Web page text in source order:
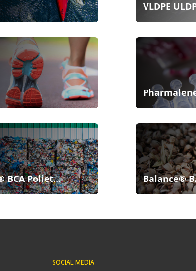
VLDPE
BCA Poliet... Balance®
SOCIAL MEDIA